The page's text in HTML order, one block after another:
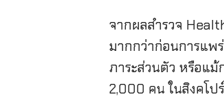
จากผลสำรวจ
มากกว่าก่อนการแพ
ภาระส่วนตัว หรือแม้
2,000 คน ในสิงคโ